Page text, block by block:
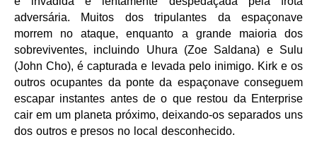
adversária. Muitos dos tripulantes da espaçonave
morrem no ataque, enquanto a grande maioria dos
sobreviventes, incluindo Uhura (Zoe Saldana) e Sulu
(John Cho), é capturada e levada pelo inimigo. Kirk e os
outros ocupantes da ponte da espaçonave conseguem
escapar instantes antes de o que restou da Enterprise
cair em um planeta próximo, deixando-os separados uns
dos outros e presos no local desconhecido.